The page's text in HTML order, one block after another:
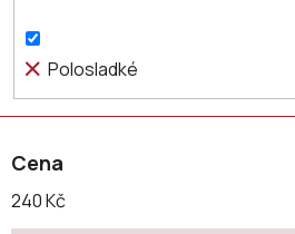
Polosladké
Cena
240Kč